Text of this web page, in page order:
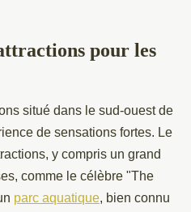
pour les
situé dans le sud-ouest de
de sensations fortes. Le
y compris un grand
comme le célèbre "The
parc aquatique, bien connu